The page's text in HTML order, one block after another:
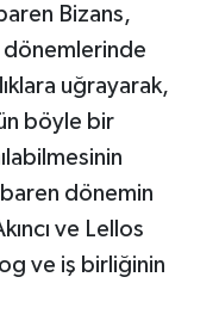
Bizans,
dönemlerinde
uğrayarak,
böyle bir
dönemin
ve Lellos
ve iş birliğinin